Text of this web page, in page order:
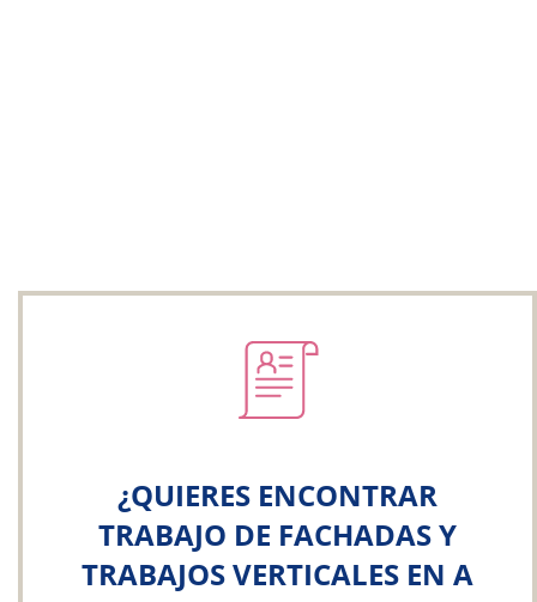
¿QUIERES ENCONTRAR
TRABAJO DE FACHADAS Y
TRABAJOS VERTICALES EN A